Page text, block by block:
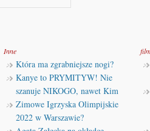
Inne
Która ma zgrabniejsze nogi?
Kanye to PRYMITYW! Nie
szanuje NIKOGO, nawet Kim
Zimowe Igrzyska Olimpijskie
2022 w Warszawie?